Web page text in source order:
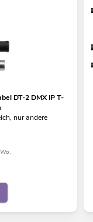
DT-2 DMX IP T-
nur andere